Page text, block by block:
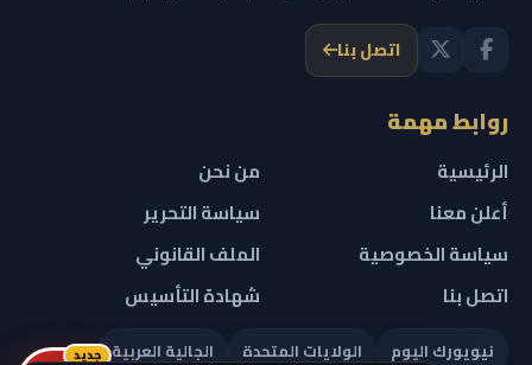
اتصل بنا
روابط مهمة
الرئيسية
من نحن
أعلن معنا
سياسة التحرير
سياسة الخصوصية
الملف القانوني
اتصل بنا
شهادة التأسيس
نيويورك اليوم الولايات المتحدة الجالية العربية جديد